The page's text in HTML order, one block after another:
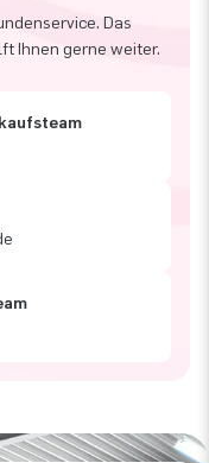
Das
Ihnen gerne weiter.